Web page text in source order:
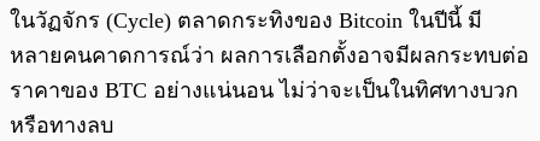
ในวัฏจักร (Cycle) ตลาดกระทิงของ Bitcoin ในปีนี้ มี
หลายคนคาดการณ์ว่า ผลการเลือกตั้งอาจมีผลกระทบต่อ
ราคาของ BTC อย่างแน่นอน ไม่ว่าจะเป็นในทิศทางบวก
หรือทางลบ